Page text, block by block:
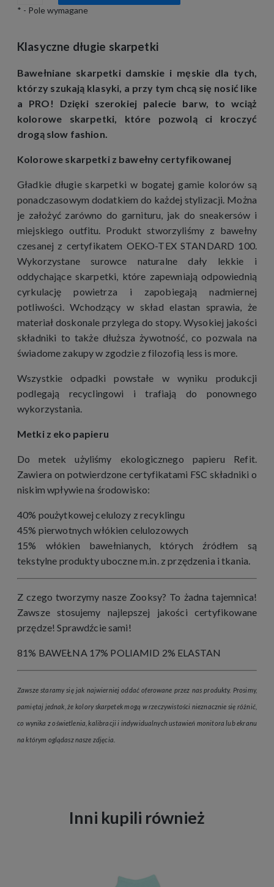
* - Pole wymagane
Klasyczne długie skarpetki
Bawełniane skarpetki damskie i męskie dla tych,
którzy szukają klasyki, a przy tym chcą się nosić like
a PRO! Dzięki szerokiej palecie barw, to wciąż
kolorowe skarpetki, które pozwolą ci kroczyć
drogą slow fashion.
Kolorowe skarpetki z bawełny certyfikowanej
Gładkie długie skarpetki w bogatej gamie kolorów są
ponadczasowym dodatkiem do każdej stylizacji. Można
je założyć zarówno do garnituru, jak do sneakersów i
miejskiego outfitu. Produkt stworzyliśmy z bawełny
czesanej z certyfikatem OEKO-TEX STANDARD 100.
Wykorzystane surowce naturalne dały lekkie i
oddychające skarpetki, które zapewniają odpowiednią
cyrkulację powietrza i zapobiegają nadmiernej
potliwości. Wchodzący w skład elastan sprawia, że
materiał doskonale przylega do stopy. Wysokiej jakości
składniki to także dłuższa żywotność, co pozwala na
świadome zakupy w zgodzie z filozofią less is more.
Wszystkie odpadki powstałe w wyniku produkcji
podlegają recyclingowi i trafiają do ponownego
wykorzystania.
Metki z eko papieru
Do metek użyliśmy ekologicznego papieru Refit.
Zawiera on potwierdzone certyfikatami FSC składniki o
niskim wpływie na środowisko:
40% poużytkowej celulozy z recyklingu
45% pierwotnych włókien celulozowych
15% włókien bawełnianych, których źródłem są
tekstylne produkty uboczne m.in. z przędzenia i tkania.
Z czego tworzymy nasze Zooksy? To żadna tajemnica!
Zawsze stosujemy najlepszej jakości certyfikowane
przędze! Sprawdźcie sami!
81% BAWEŁNA 17% POLIAMID 2% ELASTAN
Zawsze staramy się jak najwierniej oddać oferowane przez nas produkty. Prosimy,
pamiętaj jednak, że kolory skarpetek mogą w rzeczywistości nieznacznie się różnić,
co wynika z oświetlenia, kalibracji i indywidualnych ustawień monitora lub ekranu
na którym oglądasz nasze zdjęcia.
Inni kupili również